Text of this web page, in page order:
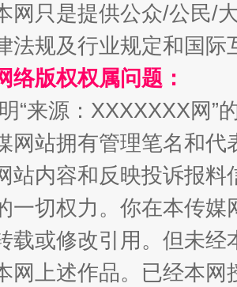
退费，一次搞定
不上好声名
网只是提供公众/公民/
法规及行业规定和国
络版权权属问题：
“来源：XXXXXXX网”
网站拥有管理笔名和
站内容和反映投诉报
一切权力。你在本传
载或修改引用。但未
网上述作品。已经本